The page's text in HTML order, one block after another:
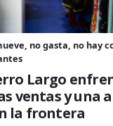
no gasta, no hay
Largo
ventas y una
la frontera